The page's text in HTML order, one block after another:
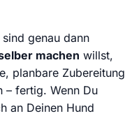
sind genau dann
machen willst,
planbare Zubereitung
– fertig. Wenn Du
an Deinen Hund